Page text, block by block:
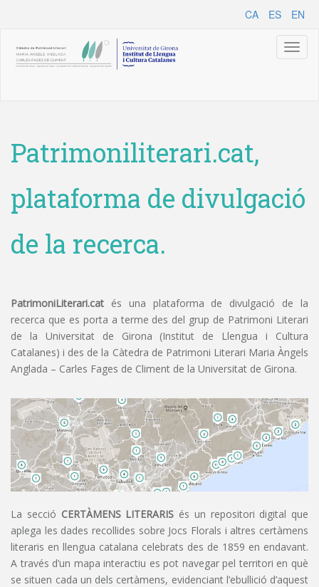
CA ES EN
Patrimoniliterari.cat,
plataforma de divulgació
de la recerca.
PatrimoniLiterari.cat és una plataforma de divulgació de la
recerca que es porta a terme des del grup de Patrimoni Literari
de la Universitat de Girona (Institut de Llengua i Cultura
Catalanes) i des de la Càtedra de Patrimoni Literari Maria Àngels
Anglada – Carles Fages de Climent de la Universitat de Girona.
La secció CERTÀMENS LITERARIS és un repositori digital que
aplega les dades recollides sobre Jocs Florals i altres certàmens
literaris en llengua catalana celebrats des de 1859 en endavant.
A través d’un mapa interactiu es pot navegar pel territori en què
se situen cada un dels certàmens, evidenciant l’ebullició d’aquest